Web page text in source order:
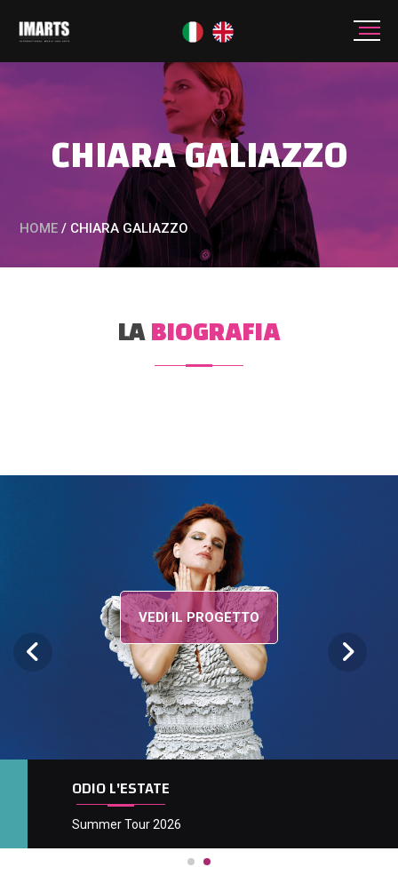
CHIARA GALIAZZO
HOME / CHIARA GALIAZZO
LABIOGRAFIA
VEDI IL PROGETTO
ODIO L'ESTATE
Summer Tour 2026